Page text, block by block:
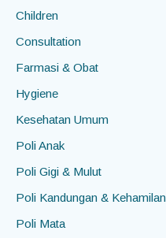
Children
Consultation
Farmasi & Obat
Hygiene
Kesehatan Umum
Poli Anak
Poli Gigi & Mulut
Poli Kandungan & Kehamilan
Poli Mata